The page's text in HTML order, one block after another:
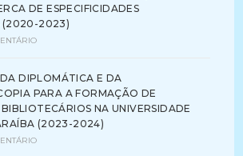
DE ESPECIFICIDADES
(2020-2023)
DIPLOMÁTICA E DA
PARA A FORMAÇÃO DE
NA UNIVERSIDADE
(2023-2024)